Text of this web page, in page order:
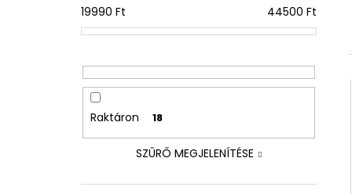
19990 Ft 44500 Ft
Raktáron 18
SZŰRŐ MEGJELENÍTÉSE